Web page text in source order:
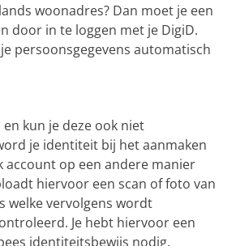
woonadres? Dan moet je een
door in te loggen met je DigiD.
persoonsgegevens automatisch
en kun je deze ook niet
je identiteit bij het aanmaken
account op een andere manier
hiervoor een scan of foto van
welke vervolgens wordt
Je hebt hiervoor een
identiteitsbewijs nodig.